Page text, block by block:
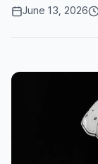
June 13, 2026